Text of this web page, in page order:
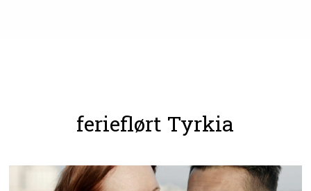
ferieflørt Tyrkia